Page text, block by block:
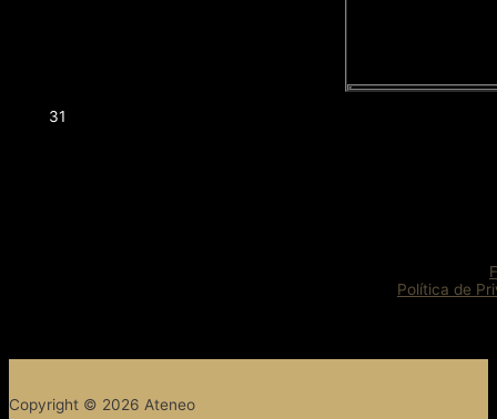
31
Política de
Copyright © 2026 Ateneo